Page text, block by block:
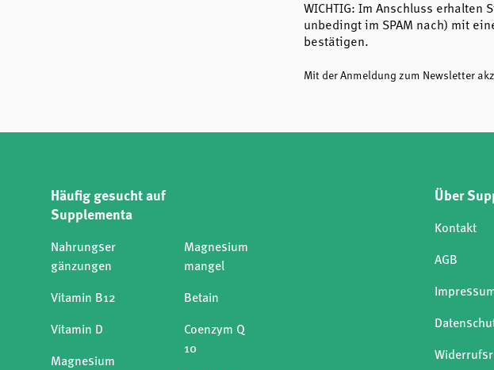
WICHTIG: Im Anschluss erhalten
unbedingt im SPAM nach) mit
bestätigen.
Mit der Anmeldung zum Newsletter
Häufig gesucht auf
Supplementa
Nahrungser
gänzungen
Vitamin B12
Vitamin D
Magnesium
Magnesium
mangel
Betain
Coenzym Q
10
Über
Kontakt
AGB